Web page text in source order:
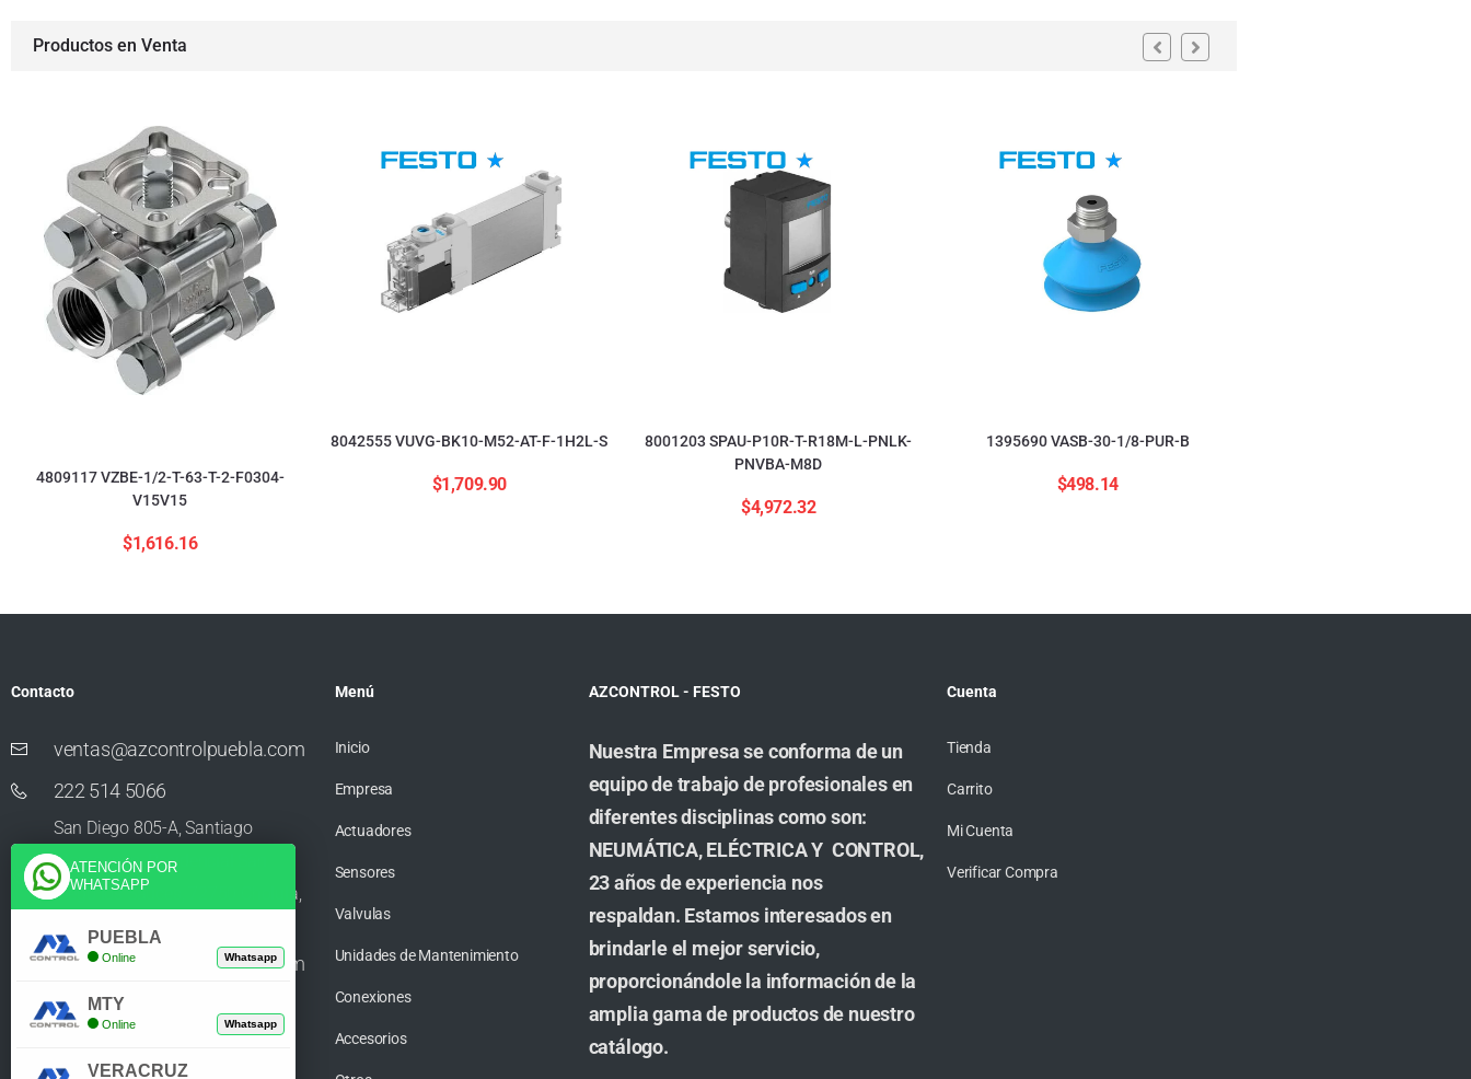
Productos en Venta
4809117 VZBE-1/2-T-63-T-2-F0304-
V15V15
$1,616.16
8042555 VUVG-BK10-M52-AT-F-1H2L-S
$1,709.90
8001203 SPAU-P10R-T-R18M-L-PNLK-
PNVBA-M8D
$4,972.32
1395690 VASB-30-1/8-PUR-B
$498.14
Contacto
ventas@azcontrolpuebla.com
222 514 5066
San Diego 805-A, Santiago
Momoxpan, Residencial San
Diego los Sauces, 72750 Cholula,
Puebla
ventas@azcontrolpuebla.com
272 282 8890
Poniente. 7 469, Centro, 94370
Orizaba, Veracruz
Menú
Inicio
Empresa
Actuadores
Sensores
Valvulas
Unidades de Mantenimiento
Conexiones
Accesorios
AZCONTROL - FESTO
Nuestra Empresa se conforma de un
equipo de trabajo de profesionales en
diferentes disciplinas como son:
NEUMÁTICA, ELÉCTRICA Y CONTROL,
23 años de experiencia nos
respaldan. Estamos interesados en
brindarle el mejor servicio,
proporcionándole la información de la
amplia gama de productos de nuestro
catálogo.
Cuenta
Tienda
Carrito
Mi Cuenta
Verificar Compra
ATENCIÓN POR
WHATSAPP
PUEBLA
Online Whatsapp
MTY
Online Whatsapp
VERACRUZ